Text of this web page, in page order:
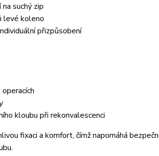
suchý zip
levé koleno
přizpůsobení
kloubu při rekonvalescenci
fixaci a komfort, čímž napomáhá